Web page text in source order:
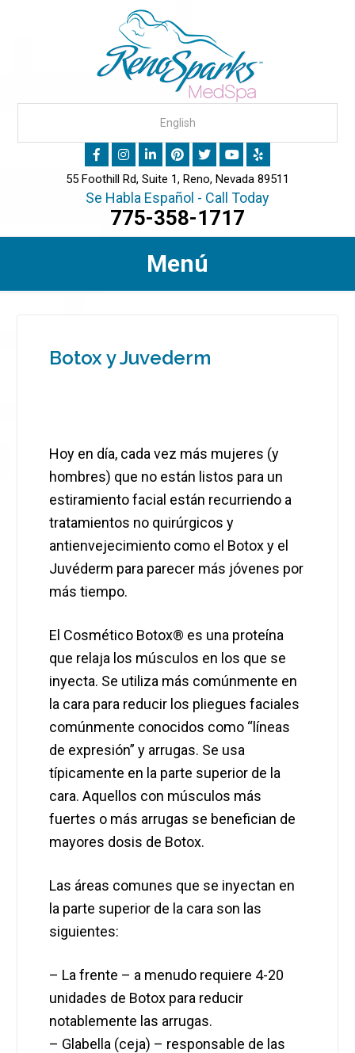
55 Foothill Rd, Suite 1, Reno, Nevada 89511
Se Habla Español - Call Today
775-358-1717
Menú
Botox y Juvederm
Hoy en día, cada vez más mujeres (y
hombres) que no están listos para un
estiramiento facial están recurriendo a
tratamientos no quirúrgicos y
antienvejecimiento como el Botox y el
Juvéderm para parecer más jóvenes por
más tiempo.
El Cosmético Botox® es una proteína
que relaja los músculos en los que se
inyecta. Se utiliza más comúnmente en
la cara para reducir los pliegues faciales
comúnmente conocidos como “líneas
de expresión” y arrugas. Se usa
típicamente en la parte superior de la
cara. Aquellos con músculos más
fuertes o más arrugas se benefician de
mayores dosis de Botox.
Las áreas comunes que se inyectan en
la parte superior de la cara son las
siguientes:
– La frente – a menudo requiere 4-20
unidades de Botox para reducir
notablemente las arrugas.
– Glabella (ceja) – responsable de las